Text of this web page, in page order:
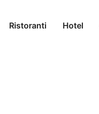
Ristoranti Hotel